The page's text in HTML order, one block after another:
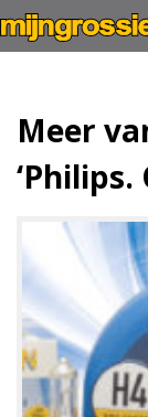
Meer
‘Philips.